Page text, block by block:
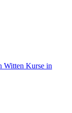
Witten Kurse in